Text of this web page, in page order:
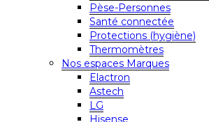
Pèse-Personnes
Santé connectée
Protections (hygiène)
Thermomètres
Nos espaces Marques
Elactron
Astech
LG
Hisense